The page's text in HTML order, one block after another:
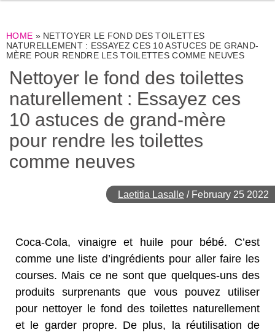
HOME » NETTOYER LE FOND DES TOILETTES
NATURELLEMENT : ESSAYEZ CES 10 ASTUCES DE GRAND-
MÈRE POUR RENDRE LES TOILETTES COMME NEUVES
Nettoyer le fond des toilettes
naturellement : Essayez ces
10 astuces de grand-mère
pour rendre les toilettes
comme neuves
Laetitia Lasalle / February 25 2022
Coca-Cola, vinaigre et huile pour bébé. C’est
comme une liste d’ingrédients pour aller faire les
courses. Mais ce ne sont que quelques-uns des
produits surprenants que vous pouvez utiliser
pour nettoyer le fond des toilettes naturellement
et le garder propre. De plus, la réutilisation de